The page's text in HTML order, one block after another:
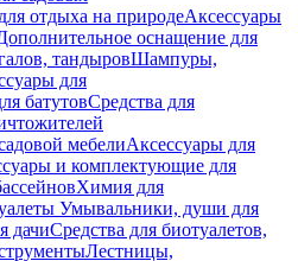
отдыха на природеАксессуары
оснащение для
тандыровШампуры,
для
батутовСредства для
мебелиАксессуары для
и комплектующие для
Химия для
Умывальники, души для
дачиСредства для биотуалетов,
Лестницы,